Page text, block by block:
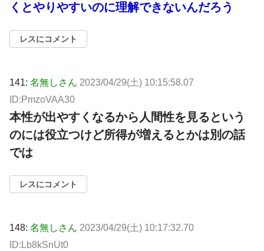
くとやりやすいのに理解できないんだろう
レスにコメント
141: 名無しさん 2023/04/29(土) 10:15:58.07
ID:PmzoVAA30
本性が出やすくなるから人間性を見るという
のには役立つけど所得が増えるとかは別の話
では
レスにコメント
148: 名無しさん 2023/04/29(土) 10:17:32.70
ID:Lb8kSnUt0